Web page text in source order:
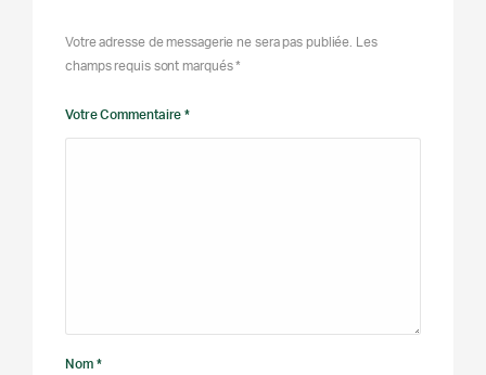
Votre adresse de messagerie ne sera pas publiée. Les
champs requis sont marqués *
Votre Commentaire *
Nom *